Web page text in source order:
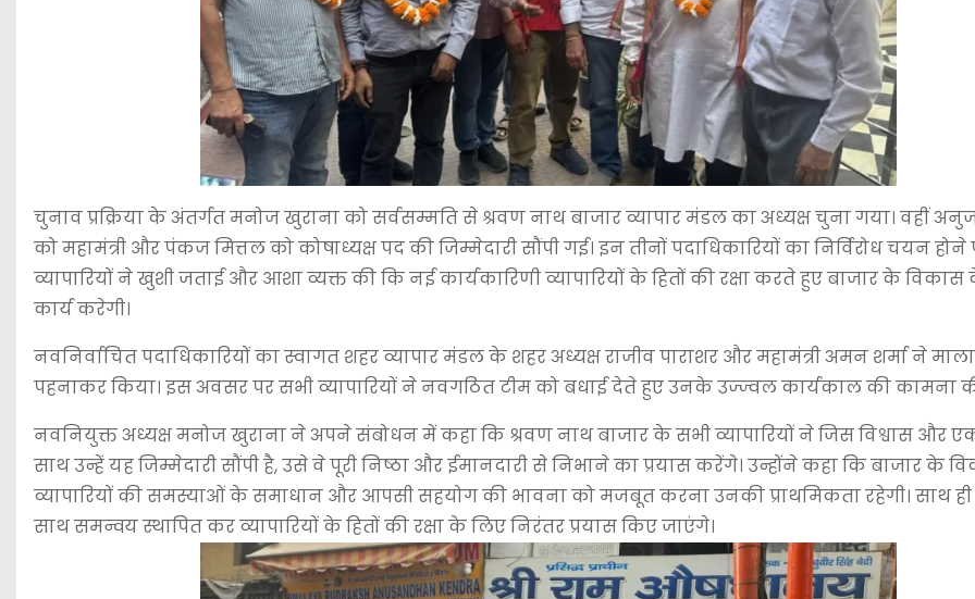
चुनाव प्रक्रिया के अंतर्गत मनोज खुराना को सर्वसम्मति से श्रवण नाथ बाजार व्यापार मंडल का अध्यक्ष चुना गया। वहीं
को महामंत्री और पंकज मित्तल को कोषाध्यक्ष पद की जिम्मेदारी सौंपी गई। इन तीनों पदाधिकारियों का निर्विरोध चयन होने
व्यापारियों ने खुशी जताई और आशा व्यक्त की कि नई कार्यकारिणी व्यापारियों के हितों की रक्षा करते हुए बाजार के
कार्य करेगी।
नवनिर्वाचित पदाधिकारियों का स्वागत शहर व्यापार मंडल के शहर अध्यक्ष राजीव पाराशर और महामंत्री अमन शर्मा ने
पहनाकर किया। इस अवसर पर सभी व्यापारियों ने नवगठित टीम को बधाई देते हुए उनके उज्ज्वल कार्यकाल की कामना
नवनियुक्त अध्यक्ष मनोज खुराना ने अपने संबोधन में कहा कि श्रवण नाथ बाजार के सभी व्यापारियों ने जिस विश्वास और
साथ उन्हें यह जिम्मेदारी सौंपी है, उसे वे पूरी निष्ठा और ईमानदारी से निभाने का प्रयास करेंगे। उन्होंने कहा कि बाजार के
व्यापारियों की समस्याओं के समाधान और आपसी सहयोग की भावना को मजबूत करना उनकी प्राथमिकता रहेगी। साथ
साथ समन्वय स्थापित कर व्यापारियों के हितों की रक्षा के लिए निरंतर प्रयास किए जाएंगे।